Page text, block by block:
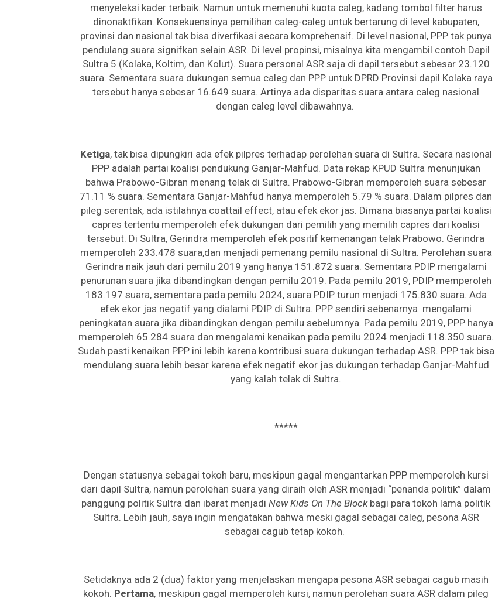
menyeleksi kader terbaik. Namun untuk memenuhi kuota caleg, kadang tombol filter harus
dinonaktfikan. Konsekuensinya pemilihan caleg-caleg untuk bertarung di level kabupaten,
provinsi dan nasional tak bisa diverfikasi secara komprehensif. Di level nasional, PPP tak punya
pendulang suara signifkan selain ASR. Di level propinsi, misalnya kita mengambil contoh Dapil
Sultra 5 (Kolaka, Koltim, dan Kolut). Suara personal ASR saja di dapil tersebut sebesar 23.120
suara. Sementara suara dukungan semua caleg dan PPP untuk DPRD Provinsi dapil Kolaka raya
tersebut hanya sebesar 16.649 suara. Artinya ada disparitas suara antara caleg nasional
dengan caleg level dibawahnya.
Ketiga, tak bisa dipungkiri ada efek pilpres terhadap perolehan suara di Sultra. Secara nasional
PPP adalah partai koalisi pendukung Ganjar-Mahfud. Data rekap KPUD Sultra menunjukan
bahwa Prabowo-Gibran menang telak di Sultra. Prabowo-Gibran memperoleh suara sebesar
71.11 % suara. Sementara Ganjar-Mahfud hanya memperoleh 5.79 % suara. Dalam pilpres dan
pileg serentak, ada istilahnya coattail effect, atau efek ekor jas. Dimana biasanya partai koalisi
capres tertentu memperoleh efek dukungan dari pemilih yang memilih capres dari koalisi
tersebut. Di Sultra, Gerindra memperoleh efek positif kemenangan telak Prabowo. Gerindra
memperoleh 233.478 suara,dan menjadi pemenang pemilu nasional di Sultra. Perolehan suara
Gerindra naik jauh dari pemilu 2019 yang hanya 151.872 suara. Sementara PDIP mengalami
penurunan suara jika dibandingkan dengan pemilu 2019. Pada pemilu 2019, PDIP memperoleh
183.197 suara, sementara pada pemilu 2024, suara PDIP turun menjadi 175.830 suara. Ada
efek ekor jas negatif yang dialami PDIP di Sultra. PPP sendiri sebenarnya mengalami
peningkatan suara jika dibandingkan dengan pemilu sebelumnya. Pada pemilu 2019, PPP hanya
memperoleh 65.284 suara dan mengalami kenaikan pada pemilu 2024 menjadi 118.350 suara.
Sudah pasti kenaikan PPP ini lebih karena kontribusi suara dukungan terhadap ASR. PPP tak bisa
mendulang suara lebih besar karena efek negatif ekor jas dukungan terhadap Ganjar-Mahfud
yang kalah telak di Sultra.
*****
Dengan statusnya sebagai tokoh baru, meskipun gagal mengantarkan PPP memperoleh kursi
dari dapil Sultra, namun perolehan suara yang diraih oleh ASR menjadi “penanda politik” dalam
panggung politik Sultra dan ibarat menjadiNew Kids On The Blockbagi para tokoh lama politik
Sultra. Lebih jauh, saya ingin mengatakan bahwa meski gagal sebagai caleg, pesona ASR
sebagai cagub tetap kokoh.
Setidaknya ada 2 (dua) faktor yang menjelaskan mengapa pesona ASR sebagai cagub masih
kokoh. Pertama, meskipun gagal memperoleh kursi, namun perolehan suara ASR dalam pileg